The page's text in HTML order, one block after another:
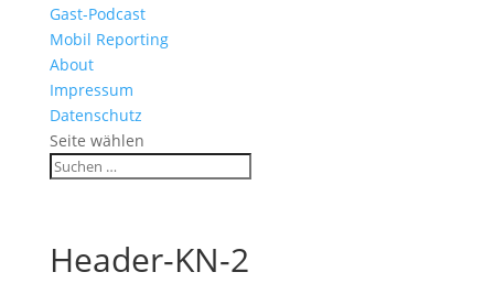
Gast-Podcast
Mobil Reporting
About
Impressum
Datenschutz
Seite wählen
Header-KN-2